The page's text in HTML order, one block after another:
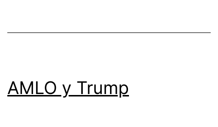
AMLO y Trump